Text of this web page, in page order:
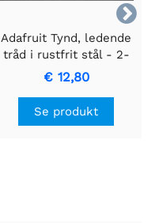

Adafruit Tynd, ledende
tråd i rustfrit stål - 2-
lags - 23 meter/76 fod
€ 12,80
Se produkt